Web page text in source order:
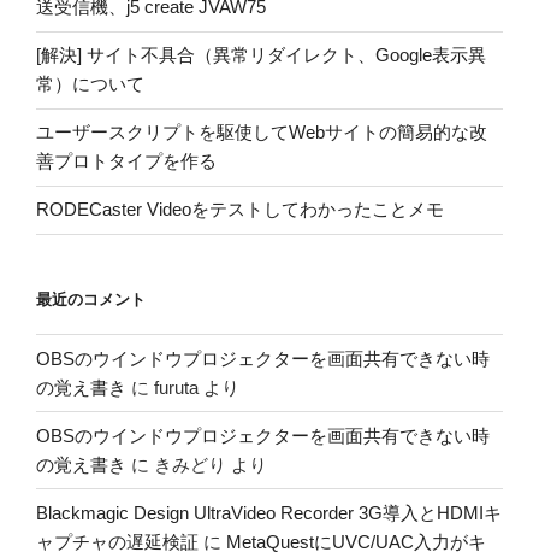
送受信機、j5 create JVAW75
[解決] サイト不具合（異常リダイレクト、Google表示異
常）について
ユーザースクリプトを駆使してWebサイトの簡易的な改
善プロトタイプを作る
RODECaster Videoをテストしてわかったことメモ
最近のコメント
OBSのウインドウプロジェクターを画面共有できない時
の覚え書き に furuta より
OBSのウインドウプロジェクターを画面共有できない時
の覚え書き に きみどり より
Blackmagic Design UltraVideo Recorder 3G導入とHDMIキ
ャプチャの遅延検証 に MetaQuestにUVC/UAC入力がキ